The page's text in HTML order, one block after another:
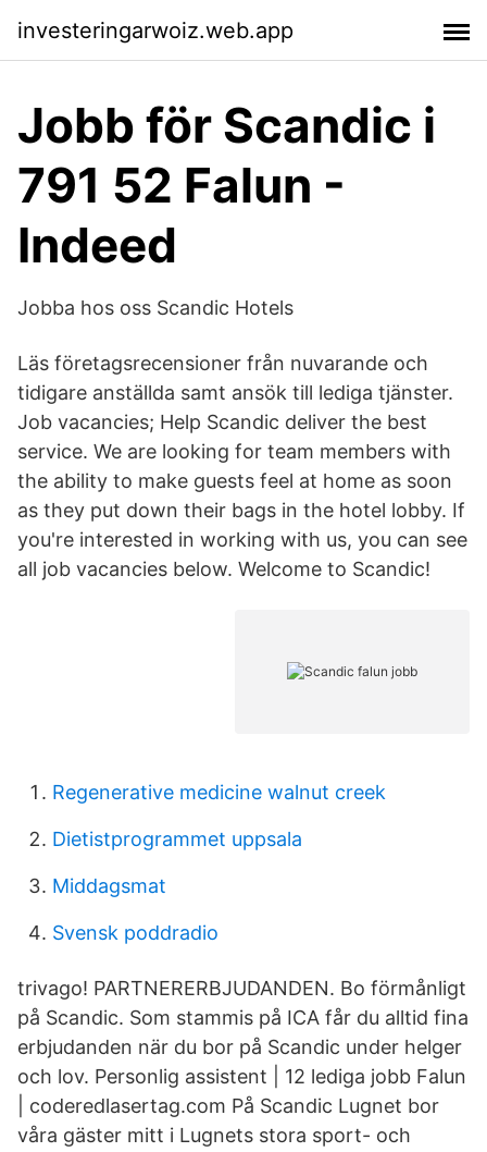
investeringarwoiz.web.app
Jobb för Scandic i
791 52 Falun -
Indeed
Jobba hos oss Scandic Hotels
Läs företagsrecensioner från nuvarande och
tidigare anställda samt ansök till lediga tjänster.
Job vacancies; Help Scandic deliver the best
service. We are looking for team members with
the ability to make guests feel at home as soon
as they put down their bags in the hotel lobby. If
you're interested in working with us, you can see
all job vacancies below. Welcome to Scandic!
Regenerative medicine walnut creek
Dietistprogrammet uppsala
Middagsmat
Svensk poddradio
trivago! PARTNERERBJUDANDEN. Bo förmånligt
på Scandic. Som stammis på ICA får du alltid fina
erbjudanden när du bor på Scandic under helger
och lov. Personlig assistent | 12 lediga jobb Falun
| coderedlasertag.com På Scandic Lugnet bor
våra gäster mitt i Lugnets stora sport- och